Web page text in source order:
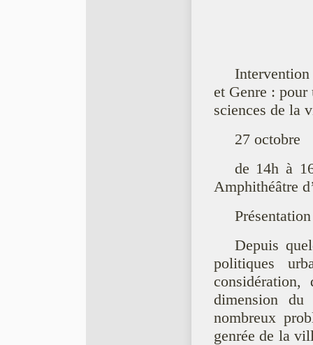
et Genre :
sciences de la
27 octobre
de 14h à
Amphithéâtre
Depuis
politiques
dimension du
nombreux
genrée de la